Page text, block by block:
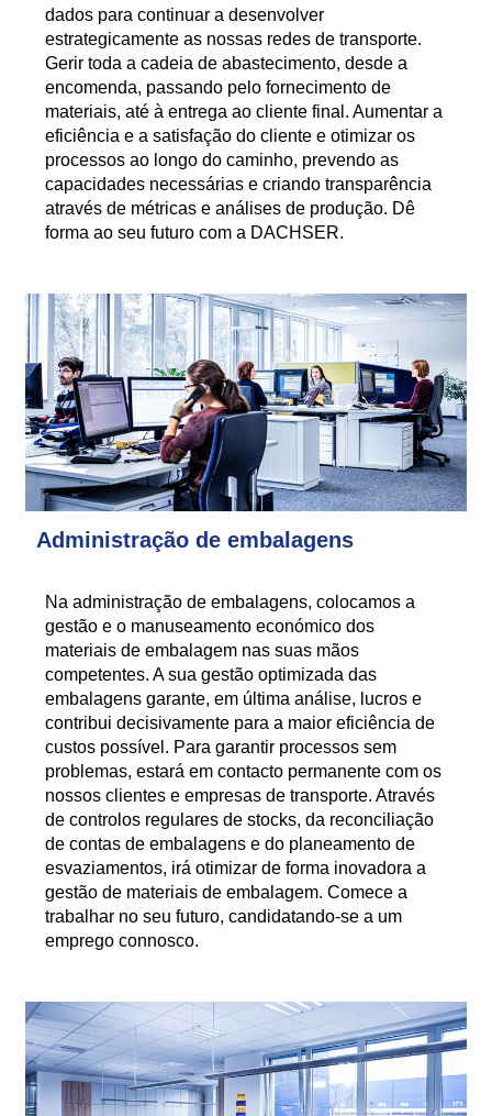
dados para continuar a desenvolver
estrategicamente as nossas redes de transporte.
Gerir toda a cadeia de abastecimento, desde a
encomenda, passando pelo fornecimento de
materiais, até à entrega ao cliente final. Aumentar a
eficiência e a satisfação do cliente e otimizar os
processos ao longo do caminho, prevendo as
capacidades necessárias e criando transparência
através de métricas e análises de produção. Dê
forma ao seu futuro com a DACHSER.
Administração de embalagens
Na administração de embalagens, colocamos a
gestão e o manuseamento económico dos
materiais de embalagem nas suas mãos
competentes. A sua gestão optimizada das
embalagens garante, em última análise, lucros e
contribui decisivamente para a maior eficiência de
custos possível. Para garantir processos sem
problemas, estará em contacto permanente com os
nossos clientes e empresas de transporte. Através
de controlos regulares de stocks, da reconciliação
de contas de embalagens e do planeamento de
esvaziamentos, irá otimizar de forma inovadora a
gestão de materiais de embalagem. Comece a
trabalhar no seu futuro, candidatando-se a um
emprego connosco.